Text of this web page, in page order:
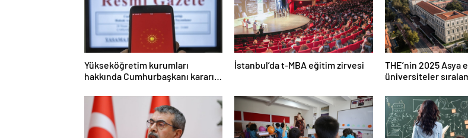
Yükseköğretim kurumları
hakkında Cumhurbaşkanı kararı
İstanbul’da t-MBA eğitim zirvesi
THE’nin 2025 Asya
üniversiteler